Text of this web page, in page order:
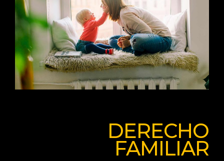
DERECHO
FAMILIAR